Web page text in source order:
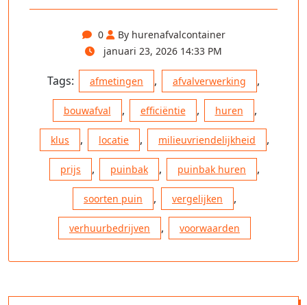
0
By hurenafvalcontainer
januari 23, 2026 14:33 PM
Tags: afmetingen , afvalverwerking ,
bouwafval , efficiëntie , huren ,
klus , locatie , milieuvriendelijkheid ,
prijs , puinbak , puinbak huren ,
soorten puin , vergelijken ,
verhuurbedrijven , voorwaarden